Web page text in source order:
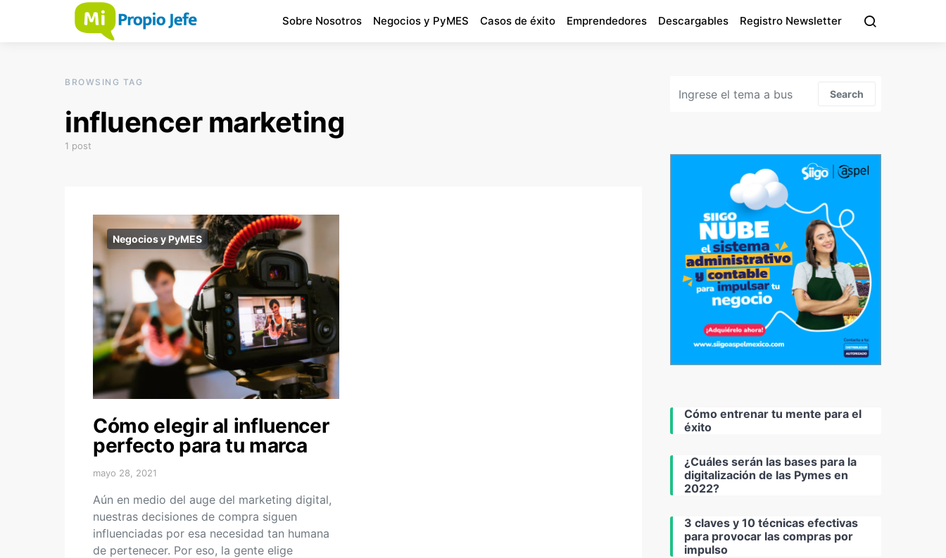
Sobre Nosotros Negocios y PyMES Casos de éxito Emprendedores Descargables Registro Newsletter
BROWSING TAG
influencer marketing
1 post
Negocios y PyMES
Cómo elegir al influencer
perfecto para tu marca
mayo 28, 2021
Aún en medio del auge del marketing digital,
nuestras decisiones de compra siguen
influenciadas por esa necesidad tan humana
de pertenecer. Por eso, la gente elige
Search
Cómo entrenar tu mente para el
éxito
¿Cuáles serán las bases para la
digitalización de las Pymes en
2022?
3 claves y 10 técnicas efectivas
para provocar las compras por
impulso